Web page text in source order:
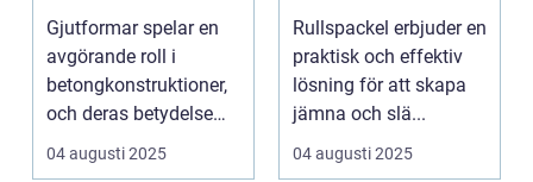
Gjutformar spelar en
avgörande roll i
betongkonstruktioner,
och deras betydelse
kan knappast &o...
04 augusti 2025
Rullspackel erbjuder en
praktisk och effektiv
lösning för att skapa
jämna och slä...
04 augusti 2025